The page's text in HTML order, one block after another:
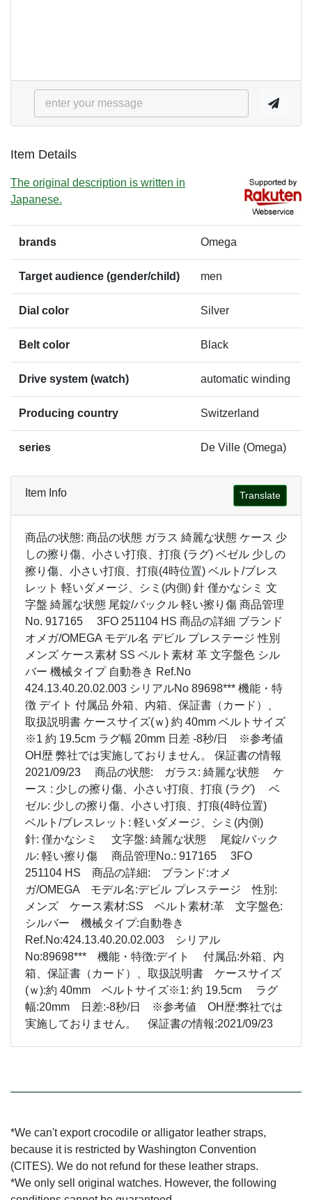
Item Details
The original description is written in
Japanese.
brands Omega
Target audience (gender/child) men
Dial color Silver
Belt color Black
Drive system (watch) automatic winding
Producing country Switzerland
series De Ville (Omega)
Item Info Translate
商品の状態: 商品の状態 ガラス 綺麗な状態 ケース 少
しの擦り傷、小さい打痕、打痕 (ラグ) ベゼル 少しの
擦り傷、小さい打痕、打痕(4時位置) ベルト/ブレス
レット 軽いダメージ、シミ(内側) 針 僅かなシミ 文
字盤 綺麗な状態 尾錠/バックル 軽い擦り傷 商品管理
No. 917165 3FO 251104 HS 商品の詳細 ブランド
オメガ/OMEGA モデル名 デビル プレステージ 性別
メンズ ケース素材 SS ベルト素材 革 文字盤色 シル
バー 機械タイプ 自動巻き Ref.No
424.13.40.20.02.003 シリアルNo 89698*** 機能・特
徴 デイト 付属品 外箱、内箱、保証書（カード）、
取扱説明書 ケースサイズ(ｗ) 約 40mm ベルトサイズ
※1 約 19.5cm ラグ幅 20mm 日差 -8秒/日 ※参考値
OH歴 弊社では実施しておりません。 保証書の情報
2021/09/23 商品の状態: ガラス: 綺麗な状態 ケ
ース : 少しの擦り傷、小さい打痕、打痕 (ラグ) ベ
ゼル: 少しの擦り傷、小さい打痕、打痕(4時位置)
ベルト/ブレスレット: 軽いダメージ、シミ(内側)
針: 僅かなシミ 文字盤: 綺麗な状態 尾錠/バック
ル: 軽い擦り傷 商品管理No.: 917165 3FO
251104 HS 商品の詳細: ブランド:オメ
ガ/OMEGA モデル名:デビル プレステージ 性別:
メンズ ケース素材:SS ベルト素材:革 文字盤色:
シルバー 機械タイプ:自動巻き
Ref.No:424.13.40.20.02.003 シリアル
No:89698*** 機能・特徴:デイト 付属品:外箱、内
箱、保証書（カード）、取扱説明書 ケースサイズ
(ｗ):約 40mm ベルトサイズ※1: 約 19.5cm ラグ
幅:20mm 日差:-8秒/日 ※参考値 OH歴:弊社では
実施しておりません。 保証書の情報:2021/09/23
*We can't export crocodile or alligator leather straps,
because it is restricted by Washington Convention
(CITES). We do not refund for these leather straps.
*We only sell original watches. However, the following